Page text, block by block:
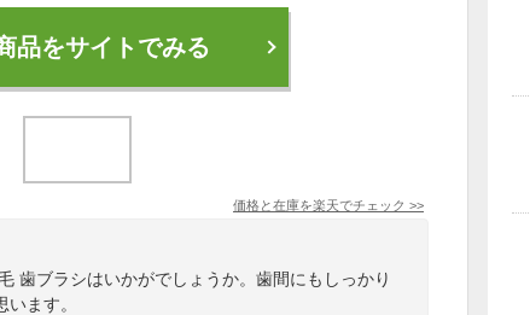
品をサイトでみる
価格と在庫を楽天でチェック >>
歯ブラシはいかがでしょうか。歯間にもしっかり
ます。